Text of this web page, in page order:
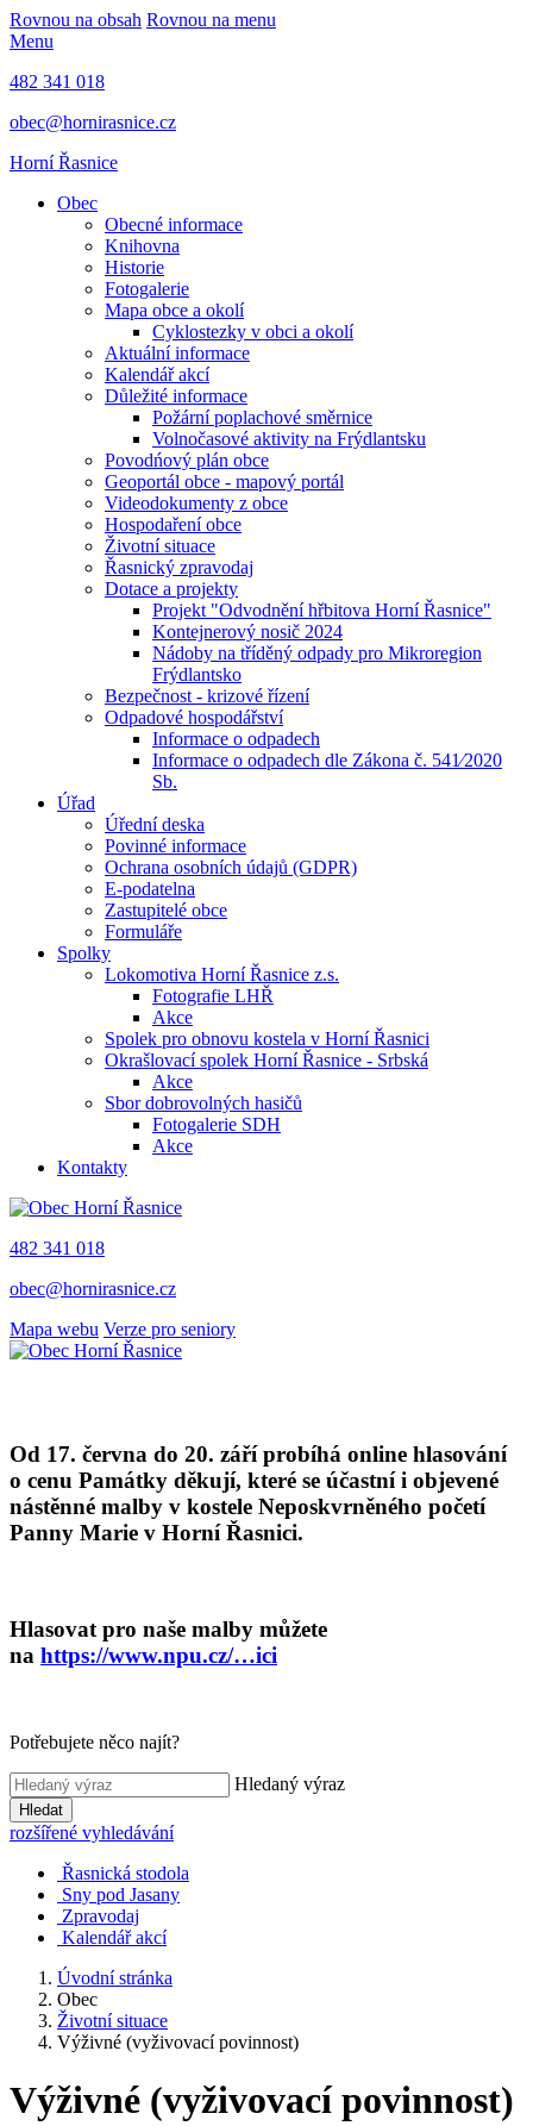
Rovnou na obsah Rovnou na menu
Menu
482 341 018
obec@hornirasnice.cz
Horní Řasnice
Obec
Obecné informace
Knihovna
Historie
Fotogalerie
Mapa obce a okolí
Cyklostezky v obci a okolí
Aktuální informace
Kalendář akcí
Důležité informace
Požární poplachové směrnice
Volnočasové aktivity na Frýdlantsku
Povodńový plán obce
Geoportál obce - mapový portál
Videodokumenty z obce
Hospodaření obce
Životní situace
Řasnický zpravodaj
Dotace a projekty
Projekt "Odvodnění hřbitova Horní Řasnice"
Kontejnerový nosič 2024
Nádoby na tříděný odpady pro Mikroregion
Frýdlantsko
Bezpečnost - krizové řízení
Odpadové hospodářství
Informace o odpadech
Informace o odpadech dle Zákona č. 541⁄2020
Sb.
Úřad
Úřední deska
Povinné informace
Ochrana osobních údajů (GDPR)
E-podatelna
Zastupitelé obce
Formuláře
Spolky
Lokomotiva Horní Řasnice z.s.
Fotografie LHŘ
Akce
Spolek pro obnovu kostela v Horní Řasnici
Okrašlovací spolek Horní Řasnice - Srbská
Akce
Sbor dobrovolných hasičů
Fotogalerie SDH
Akce
Kontakty
482 341 018
obec@hornirasnice.cz
Mapa webu Verze pro seniory
Od 17. června do 20. září probíhá online hlasování
o cenu Památky děkují, které se účastní i objevené
nástěnné malby v kostele Neposkvrněného početí
Panny Marie v Horní Řasnici.
Hlasovat pro naše malby můžete
na https://www.npu.cz/…ici
Potřebujete něco najít?
Hledaný výraz
Hledat
rozšířené vyhledávání
Řasnická stodola
Sny pod Jasany
Zpravodaj
Kalendář akcí
Úvodní stránka
Obec
Životní situace
Výživné (vyživovací povinnost)
Výživné (vyživovací povinnost)